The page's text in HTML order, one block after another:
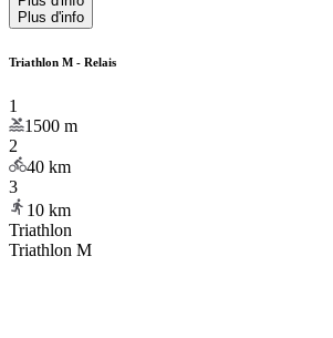
Plus d'info
Triathlon M - Relais
1
1500 m
2
40 km
3
10 km
Triathlon
Triathlon M